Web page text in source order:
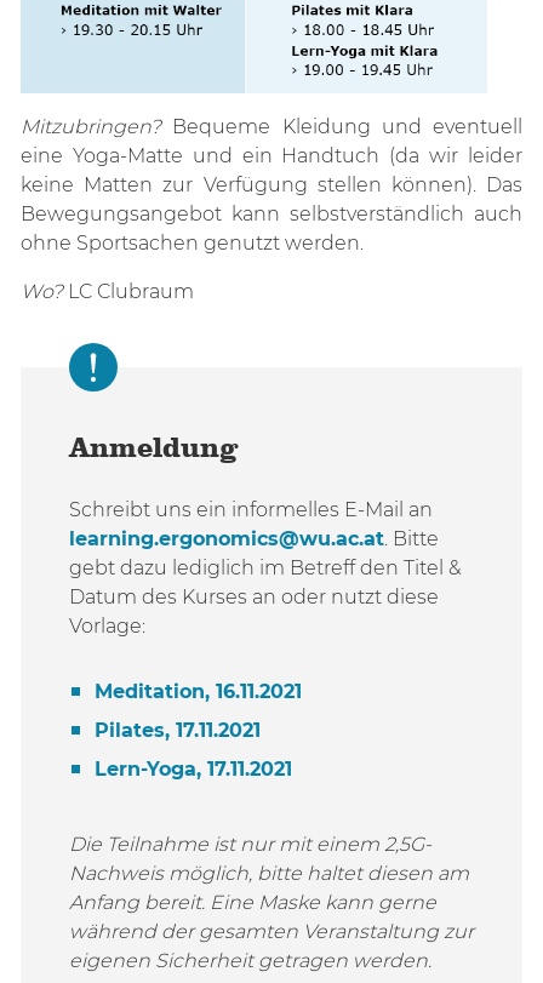
Mitzubringen?Bequeme Kleidung und eventuell
eine Yoga-Matte und ein Handtuch (da wir leider
keine Matten zur Verfügung stellen können). Das
Bewegungsangebot kann selbstverständlich auch
ohne Sportsachen genutzt werden.
Wo?LC Clubraum
Anmeldung
Schreibt uns ein informelles E-Mail an
learning.ergonomics@wu.ac.at. Bitte
gebt dazu lediglich im Betreff den Titel &
Datum des Kurses an oder nutzt diese
Vorlage:
Meditation, 16.11.2021
Pilates, 17.11.2021
Lern-Yoga, 17.11.2021
Die Teilnahme ist nur mit einem 2,5G-
Nachweis möglich, bitte haltet diesen am
Anfang bereit. Eine Maske kann gerne
während der gesamten Veranstaltung zur
eigenen Sicherheit getragen werden.